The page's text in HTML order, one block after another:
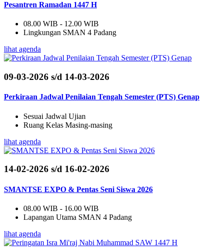
Pesantren Ramadan 1447 H
08.00 WIB - 12.00 WIB
Lingkungan SMAN 4 Padang
lihat agenda
09-03-2026 s/d 14-03-2026
Perkiraan Jadwal Penilaian Tengah Semester (PTS) Genap
Sesuai Jadwal Ujian
Ruang Kelas Masing-masing
lihat agenda
14-02-2026 s/d 16-02-2026
SMANTSE EXPO & Pentas Seni Siswa 2026
08.00 WIB - 16.00 WIB
Lapangan Utama SMAN 4 Padang
lihat agenda